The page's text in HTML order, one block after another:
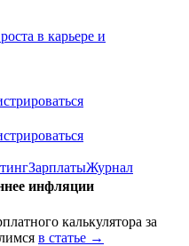
в карьере и
ЗарплатыЖурнал
инфляции
калькулятора за
в статье →